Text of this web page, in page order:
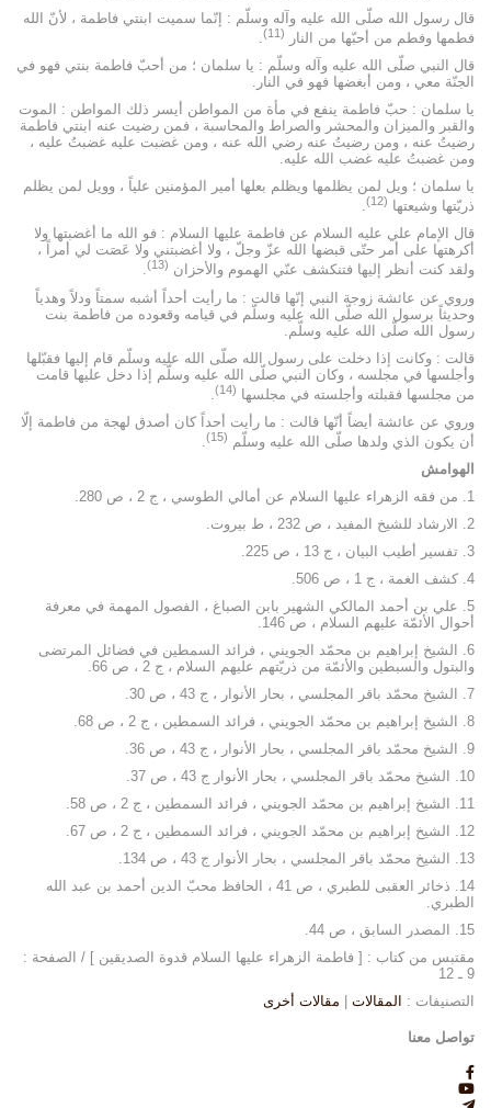
قال رسول الله صلّى الله عليه وآله وسلّم : إنّما سميت ابنتي فاطمة ، لأنّ الله
فطمها وفطم من أحبّها من النار
(11)
.
قال النبي صلّى الله عليه وآله وسلّم : يا سلمان ؛ من أحبّ فاطمة بنتي فهو في
الجنّة معي ، ومن أبغضها فهو في النار.
يا سلمان : حبّ فاطمة ينفع في مأة من المواطن أيسر ذلك المواطن : الموت
والقبر والميزان والمحشر والصراط والمحاسبة ، فمن رضيت عنه ابنتي فاطمة
رضيتُ عنه ، ومن رضيتُ عنه رضي الله عنه ، ومن غضبت عليه غضبتُ عليه ،
ومن غضبتُ عليه غضب الله عليه.
يا سلمان ؛ ويل لمن يظلمها ويظلم بعلها أمير المؤمنين علياً ، وويل لمن يظلم
ذريّتها وشيعتها (12)
.
قال الإمام علي عليه السلام عن فاطمة عليها السلام : فو الله ما أغضبتها ولا
أكرهتها على أمر حتّى قبضها الله عزّ وجلّ ، ولا أغضبتني ولا عَصَت لي أمراً ،
ولقد كنت أنظر إليها فتنكشف عنّي الهموم والأحزان (13)
.
وروي عن عائشة زوجة النبي إنّها قالت : ما رأيت أحداً أشبه سمتاً ودلاً وهدياً
وحديثاً برسول الله صلّى الله عليه وسلّم في قيامه وقعوده من فاطمة بنت
رسول الله صلّى الله عليه وسلّم.
قالت : وكانت إذا دخلت على رسول الله صلّى الله عليه وسلّم قام إليها فقبّلها
وأجلسها في مجلسه ، وكان النبي صلّى الله عليه وسلّم إذا دخل عليها قامت
من مجلسها فقبلته وأجلسته في مجلسها (14)
.
وروي عن عائشة أيضاً أنّها قالت : ما رأيت أحداً كان أصدق لهجة من فاطمة إلّا
أن يكون الذي ولدها صلّى الله عليه وسلّم (15)
.
الهوامش
1. من فقه الزهراء عليها السلام عن أمالي الطوسي ، ج 2 ، ص 280.
2. الارشاد للشيخ المفيد ، ص 232 ، ط بيروت.
3. تفسير أطيب البيان ، ج 13 ، ص 225.
4. كشف الغمة ، ج 1 ، ص 506.
5. علي بن أحمد المالكي الشهير بابن الصباغ ، الفصول المهمة في معرفة
أحوال الأئمّة عليهم السلام ، ص 146.
6. الشيخ إبراهيم بن محمّد الجويني ، فرائد السمطين في فضائل المرتضى
والبتول والسبطين والأئمّة من ذريّتهم عليهم السلام ، ج 2 ، ص 66.
7. الشيخ محمّد باقر المجلسي ، بحار الأنوار ، ج 43 ، ص 30.
8. الشيخ إبراهيم بن محمّد الجويني ، فرائد السمطين ، ج 2 ، ص 68.
9. الشيخ محمّد باقر المجلسي ، بحار الأنوار ، ج 43 ، ص 36.
10. الشيخ محمّد باقر المجلسي ، بحار الأنوار ج 43 ، ص 37.
11. الشيخ إبراهيم بن محمّد الجويني ، فرائد السمطين ، ج 2 ، ص 58.
12. الشيخ إبراهيم بن محمّد الجويني ، فرائد السمطين ، ج 2 ، ص 67.
13. الشيخ محمّد باقر المجلسي ، بحار الأنوار ج 43 ، ص 134.
14. ذخائر العقبى للطبري ، ص 41 ، الحافظ محبّ الدين أحمد بن عبد الله
الطبري.
15. المصدر السابق ، ص 44.
مقتبس من كتاب : [ فاطمة الزهراء عليها السلام قدوة الصديقين ] / الصفحة :
9 ـ 12
التصنيفات : المقالات مقالات أخرى
تواصل معنا